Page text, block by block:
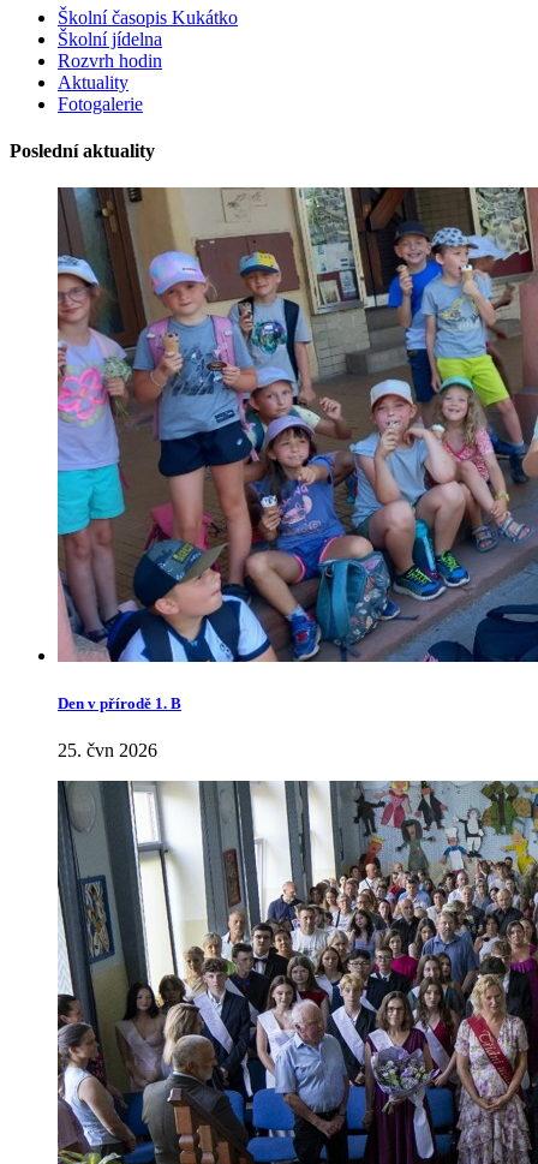
Školní časopis Kukátko
Školní jídelna
Rozvrh hodin
Aktuality
Fotogalerie
Poslední aktuality
Den v přírodě 1. B
25. čvn 2026